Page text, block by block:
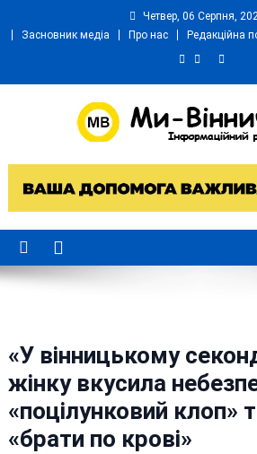
Четвер, 06 Серпня,
Засновник медіа
Про нас Редакційна
Ми Вінничани
«У вінницькому
жінку вкусила
«поцілунковий клоп»
«брати по крові»